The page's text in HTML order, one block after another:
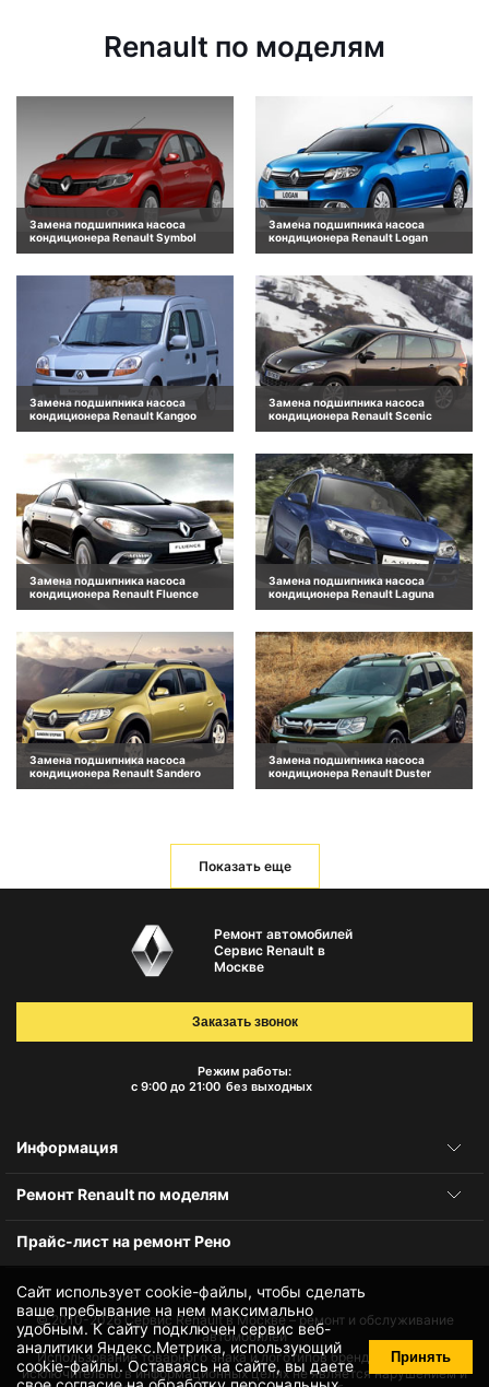
Renault по моделям
Замена подшипника насоса
кондиционера Renault Symbol
Замена подшипника насоса
кондиционера Renault Logan
Замена подшипника насоса
кондиционера Renault Kangoo
Замена подшипника насоса
кондиционера Renault Scenic
Замена подшипника насоса
кондиционера Renault Fluence
Замена подшипника насоса
кондиционера Renault Laguna
Замена подшипника насоса
кондиционера Renault Sandero
Замена подшипника насоса
кондиционера Renault Duster
Показать еще
Сайт использует cookie-файлы, чтобы сделать
ваше пребывание на нем максимально
удобным. К cайту подключен сервис веб-
аналитики Яндекс.Метрика, использующий
cookie-файлы. Оставаясь на сайте, вы даете
Принять
Ремонт автомобилей
Сервис Renault в
Москве
Режим работы:
с 9:00 до 21:00 без выходных
Заказать звонок
Информация
Ремонт Renault по моделям
Прайс-лист на ремонт Рено
© 2010-2026Сервис Renault в Москве – ремонт и обслуживание
автомобилей
Использование товарного знака и логотипов бренда происходит
исключительно в информационных целях не является нарушением и